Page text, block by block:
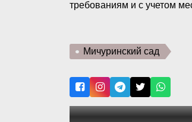
требованиям и с учетом
Мичуринский сад